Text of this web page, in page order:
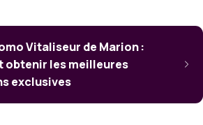
Vitaliseur de Marion :
obtenir les meilleures
exclusives